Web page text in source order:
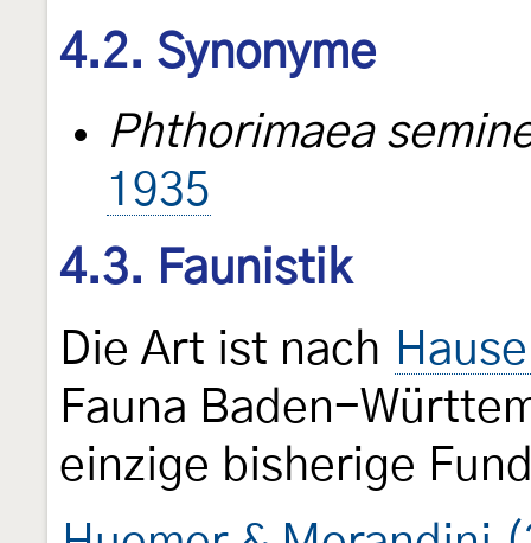
4.2. Synonyme
Phthorimaea
1935
4.3. Faunistik
Die Art ist nach
Fauna Baden-
einzige bisherige